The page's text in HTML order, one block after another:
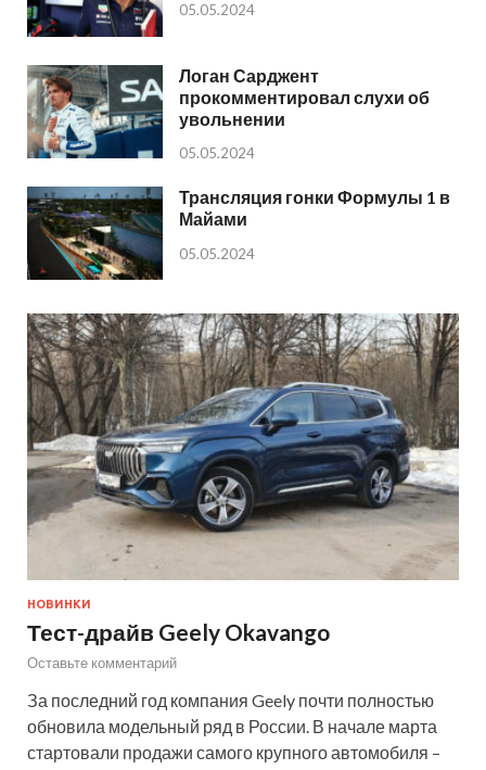
05.05.2024
Логан Сарджент
прокомментировал слухи об
увольнении
05.05.2024
Трансляция гонки Формулы 1 в
Майами
05.05.2024
НОВИНКИ
Тест-драйв Geely Okavango
Оставьте комментарий
За последний год компания Geely почти полностью
обновила модельный ряд в России. В начале марта
стартовали продажи самого крупного автомобиля –